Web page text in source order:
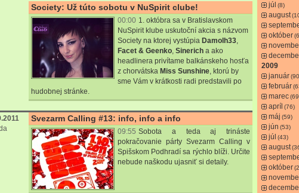
Society: Už túto sobotu v NuSpirit clube!
00:00 1. októbra sa v Bratislavskom
NuSpirit klube uskutoční akcia s názvom
Society na ktorej vystúpia Damolh33,
Facet & Geenko, Sinerich a ako
headlinera privítame balkánskeho hosťa
z chorvátska Miss Sunshine, ktorú by
sme Vám v krátkosti radi predstavili po
hudobnej stránke.
Svezarm Calling #13: info, info a info
09:55 Sobota a teda aj trináste
pokračovanie párty Svezarm Calling v
Spišskom Podhradí sa rýchlo blíži. Určite
nebude naškodu ujasniť si detaily.
júl (8)
august
október
2009
január
február
marec
apríl (76)
máj (59)
jún (53)
júl (43)
august
október